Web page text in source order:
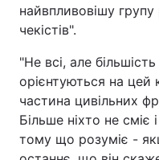
Зброя
Здоров'я
Цікавинки
Екологія
найвпливовішу групу
чекістів".
"Не всі, але
орієнтуються на цей
частина цивільних
Більше ніхто не сміє
тому що розуміє -